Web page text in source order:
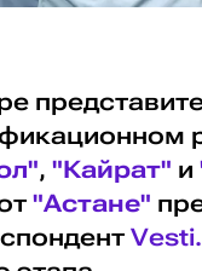
, "Кайрат" и
"Астане"